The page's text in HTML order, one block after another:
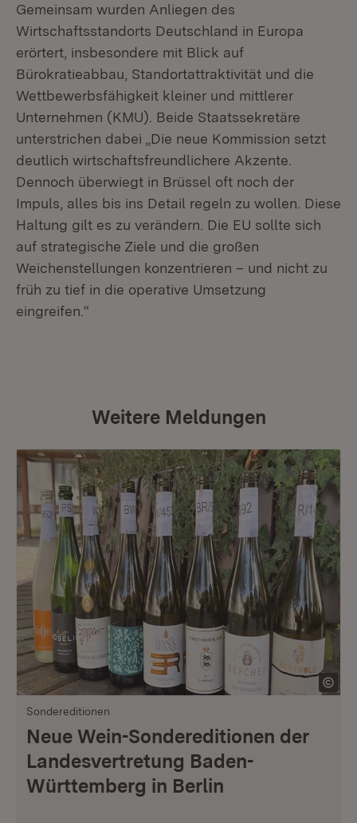
Gemeinsam wurden Anliegen des
Wirtschaftsstandorts Deutschland in Europa
erörtert, insbesondere mit Blick auf
Bürokratieabbau, Standortattraktivität und die
Wettbewerbsfähigkeit kleiner und mittlerer
Unternehmen (KMU). Beide Staatssekretäre
unterstrichen dabei „Die neue Kommission setzt
deutlich wirtschaftsfreundlichere Akzente.
Dennoch überwiegt in Brüssel oft noch der
Impuls, alles bis ins Detail regeln zu wollen. Diese
Haltung gilt es zu verändern. Die EU sollte sich
auf strategische Ziele und die großen
Weichenstellungen konzentrieren – und nicht zu
früh zu tief in die operative Umsetzung
eingreifen.“
Weitere Meldungen
Sondereditionen
Neue Wein-Sondereditionen der
Landesvertretung Baden-
Württemberg in Berlin